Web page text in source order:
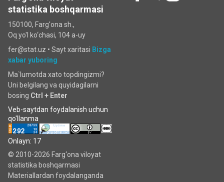
statistika boshqarmasi
150100, Farg'ona sh.,
Oq yo'l ko‘chаsi, 104 a-uy
fer@stat.uz • Sayt xaritasi Bizga
xabar yuboring
Ma`lumotda xato topdingizmi?
Uni belgilang va quyidagilarni
bosing Ctrl + Enter
Veb-saytdan foydalanish uchun
qo'llanma
Onlayn: 17
© 2010-2026 Farg‘ona viloyat
statistika boshqarmasi
Materiallardan foydalanganda